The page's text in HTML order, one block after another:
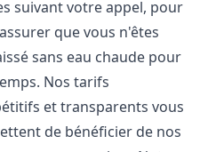
suivant votre appel, pour
que vous n'êtes
sans eau chaude pour
Nos tarifs
et transparents vous
de bénéficier de nos